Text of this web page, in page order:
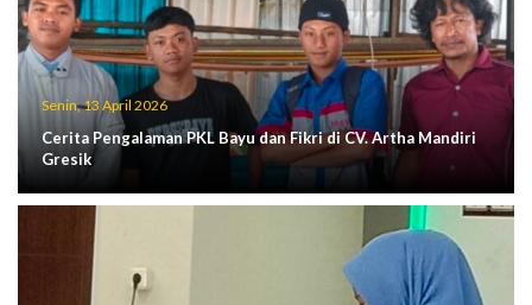
Senin, 13 April 2026
Cerita Pengalaman PKL Bayu dan Fikri di CV. Artha Mandiri
Gresik